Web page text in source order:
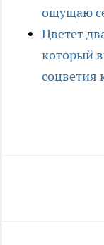
ощущаю
Цветет
который
соцветия